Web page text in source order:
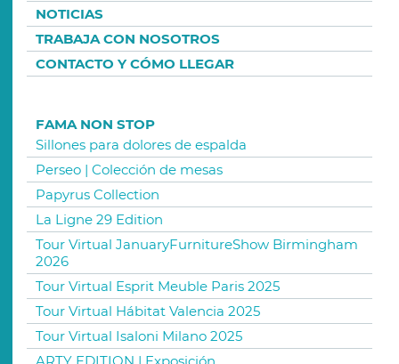
NOTICIAS
TRABAJA CON NOSOTROS
CONTACTO Y CÓMO LLEGAR
FAMA NON STOP
Sillones para dolores de espalda
Perseo | Colección de mesas
Papyrus Collection
La Ligne 29 Edition
Tour Virtual JanuaryFurnitureShow Birmingham
2026
Tour Virtual Esprit Meuble Paris 2025
Tour Virtual Hábitat Valencia 2025
Tour Virtual Isaloni Milano 2025